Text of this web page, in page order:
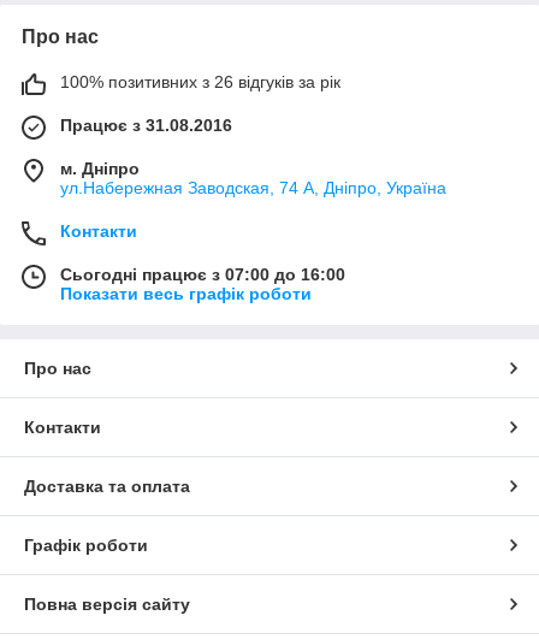
Про нас
100% позитивних з 26 відгуків за рік
Працює з 31.08.2016
м. Дніпро
ул.Набережная Заводская, 74 А, Дніпро, Україна
Контакти
Сьогодні працює з 07:00 до 16:00
Показати весь графік роботи
Про нас
Контакти
Доставка та оплата
Графік роботи
Повна версія сайту